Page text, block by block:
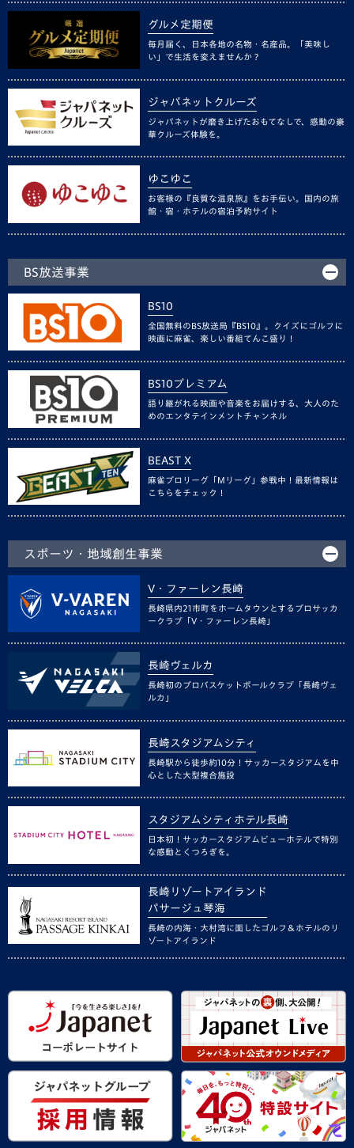
グルメ定期便
毎月届く、日本各地の名物・名産品。「美味し
い」で生活を変えませんか？
ジャパネットクルーズ
ジャパネットが磨き上げたおもてなしで、感動の豪
華クルーズ体験を。
ゆこゆこ
お客様の『良質な温泉旅』をお手伝い。国内の旅
館・宿・ホテルの宿泊予約サイト
BS放送事業
BS10
全国無料のBS放送局『BS10』。クイズにゴルフに
映画に麻雀、楽しい番組てんこ盛り！
BS10プレミアム
語り継がれる映画や音楽をお届けする、大人のた
めのエンタテインメントチャンネル
BEAST X
麻雀プロリーグ「Mリーグ」参戦中！最新情報は
こちらをチェック！
スポーツ・地域創生事業
V・ファーレン長崎
長崎県内21市町をホームタウンとするプロサッカ
ークラブ「V・ファーレン長崎」
長崎ヴェルカ
長崎初のプロバスケットボールクラブ「長崎ヴェ
ルカ」
長崎スタジアムシティ
長崎駅から徒歩約10分！サッカースタジアムを中
心とした大型複合施設
スタジアムシティホテル長崎
日本初！サッカースタジアムビューホテルで特別
な感動とくつろぎを。
長崎リゾートアイランド
パサージュ琴海
長崎の内海・大村湾に面したゴルフ＆ホテルのリ
ゾートアイランド